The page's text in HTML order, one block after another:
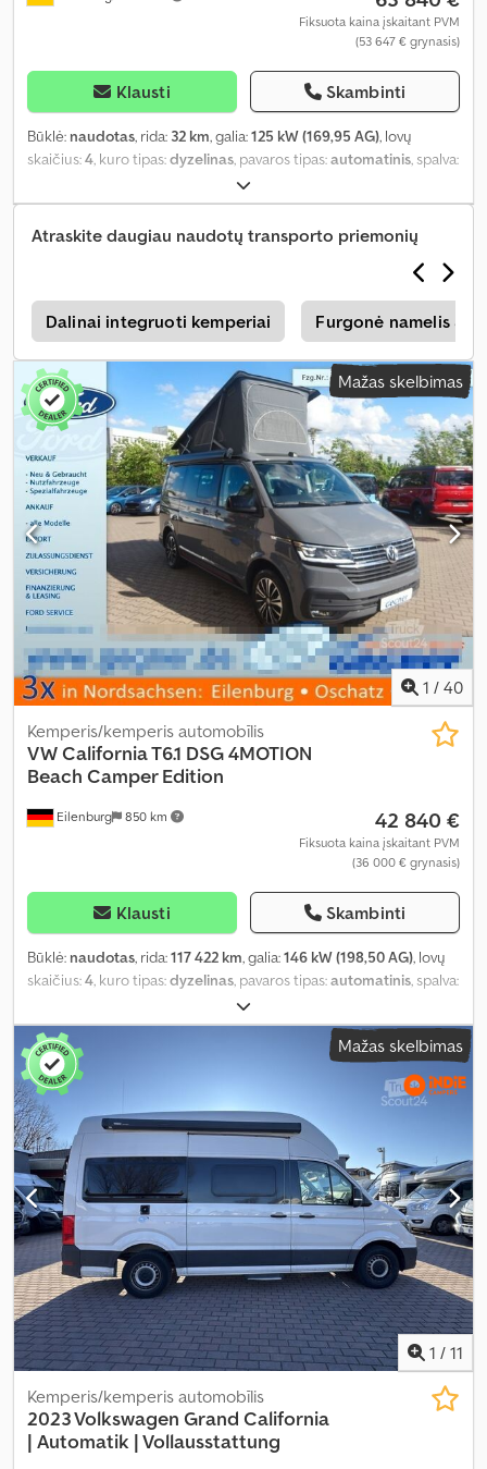
Fiksuota kaina įskaitant PVM
(53 647 € grynasis)
Klausti Skambinti
Būklė: naudotas, rida: 32 km, galia:125 kW (169,95 AG), lovų
skaičius:4, kuro tipas:dyzelinas, pavaros tipas:automatinis, spalva:
08/2026
bendras plotis:2 150 mm, bendras aukštis:2 055 mm, ašių
konfigūracija:
2 ašys , emisijos klasė: , bendras svoris:
ABS, autonominis šildytuvas, centrinis užraktas,
elektroninė stabilumo programa (ESP), naudoto automobilio
garantija, navigacijos sistema, oro kondicionavimas, suodžių
filtras,
Atraskite daugiau naudotų transporto priemonių
Dalinai integruoti kemperiai Furgonė namelis &
Mažas skelbimas
1 / 40
Eilenburg 850 km
Kemperis/kemperis automobīlis
VWCalifornia T6.1 DSG 4MOTION
Beach Camper Edition
42 840 €
Fiksuota kaina įskaitant PVM
(36 000 € grynasis)
Klausti Skambinti
Būklė: naudotas, rida:117 422 km, galia:146 kW (198,50 AG), lovų
skaičius:4, kuro tipas:dyzelinas, pavaros tipas:automatinis, spalva:
02/2021
bendras plotis:1 904 mm, bendras aukštis:1 990 mm, ašių
konfigūracija:
, bendras svoris:3 080
kg, Įranga:
ABS, autonominis šildytuvas, centrinis užraktas,
elektroninė stabilumo programa (ESP), navigacijos sistema, oro
kondicionavimas, suodžių filtras, visų varančiųjų ratų pavara
Mažas skelbimas
1 / 11
Kemperis/kemperis automobīlis
2023 Volkswagen Grand California
| Automatik | Vollausstattung